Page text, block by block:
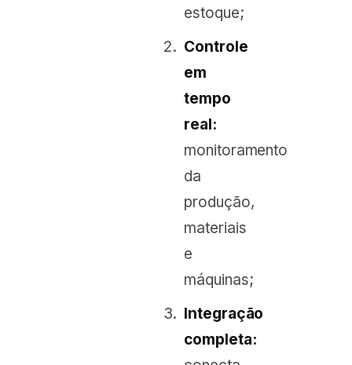
estoque;
Controle
em
tempo
real:
monitoramento
da
produção,
materiais
e
máquinas;
Integração
completa: